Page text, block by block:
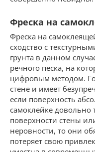
Фреска на
Фреска на
сходство с
грунта в данном
речного песка, на
цифровым методом.
стене и имеет
если поверхность
самоклейке довольно
поверхности стены
неровности, то они
потеряет свою